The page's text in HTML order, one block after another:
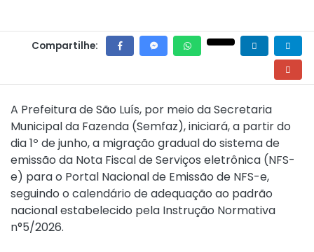
Compartilhe:
A Prefeitura de São Luís, por meio da Secretaria
Municipal da Fazenda (Semfaz), iniciará, a partir do
dia 1º de junho, a migração gradual do sistema de
emissão da Nota Fiscal de Serviços eletrônica (NFS-
e) para o Portal Nacional de Emissão de NFS-e,
seguindo o calendário de adequação ao padrão
nacional estabelecido pela Instrução Normativa
n°5/2026.